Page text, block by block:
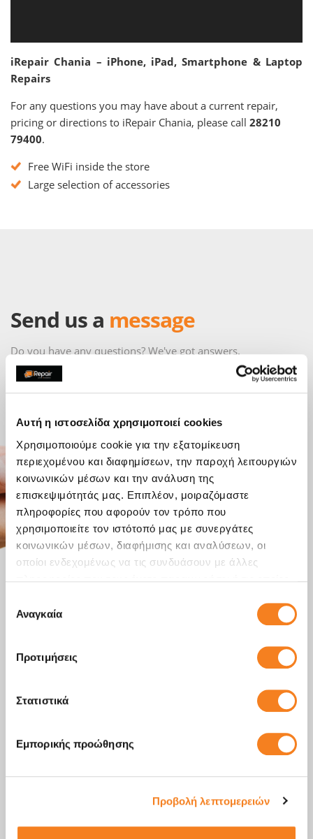
Αυτή η ιστοσελίδα χρησιμοποιεί cookies
Χρησιμοποιούμε cookie για την εξατομίκευση
περιεχομένου και διαφημίσεων, την παροχή λειτουργιών
κοινωνικών μέσων και την ανάλυση της
επισκεψιμότητάς μας. Επιπλέον, μοιραζόμαστε
πληροφορίες που αφορούν τον τρόπο που
χρησιμοποιείτε τον ιστότοπό μας με συνεργάτες
κοινωνικών μέσων, διαφήμισης και αναλύσεων, οι
οποίοι ενδεχομένως να τις συνδυάσουν με άλλες
των υπηρεσιών τους.
συγκατάθεσης
Αναγκαία
Προτιμήσεις
Στατιστικά
Εμπορικής προώθησης
Προβολή λεπτομερειών
iRepair Chania – iPhone, iPad, Smartphone & Laptop
Repairs
For any questions you may have about a current repair,
pricing or directions to iRepair Chania, please call 28210
79400.
Free WiFi inside the store
Large selection of accessories
Send us a message
Do you have any questions? We've got answers.
Send a message with your questions, comments or feedback
directly to an iRepair store and will be in touch as soon as
possible.